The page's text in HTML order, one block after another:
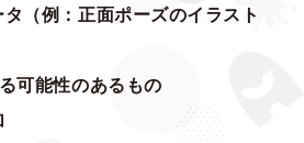
タ（例：正面ポーズのイラスト
可能性のあるもの